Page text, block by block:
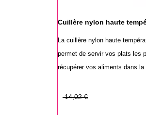
Cuillère nylon haute
La cuillère nylon haute
permet de servir vos plats les
récupérer vos aliments dans la
Prix
14,02 €
Prix